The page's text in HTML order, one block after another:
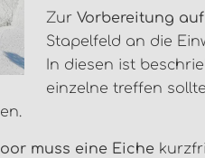
Zur Vorbereitung
Stapelfeld an die
In diesen ist
einzelne treffen
muss eine Eiche